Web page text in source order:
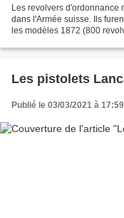
Les revolvers d'ordonnance
dans l'Armée suisse. Ils
les modèles 1872 (800
Les pistolets
Publié le 03/03/2021 à 17:59